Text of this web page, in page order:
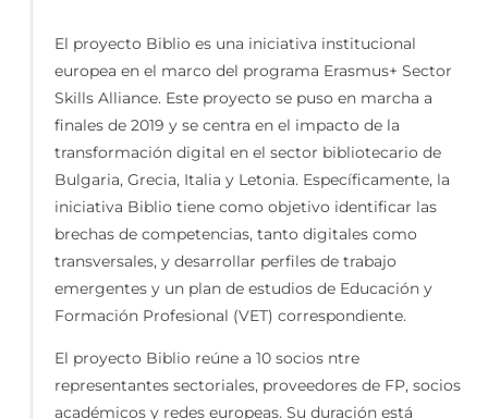
El proyecto Biblio es una iniciativa institucional
europea en el marco del programa Erasmus+ Sector
Skills Alliance. Este proyecto se puso en marcha a
finales de 2019 y se centra en el impacto de la
transformación digital en el sector bibliotecario de
Bulgaria, Grecia, Italia y Letonia. Específicamente, la
iniciativa Biblio tiene como objetivo identificar las
brechas de competencias, tanto digitales como
transversales, y desarrollar perfiles de trabajo
emergentes y un plan de estudios de Educación y
Formación Profesional (VET) correspondiente.
El proyecto Biblio reúne a 10 socios ntre
representantes sectoriales, proveedores de FP, socios
académicos y redes europeas. Su duración está